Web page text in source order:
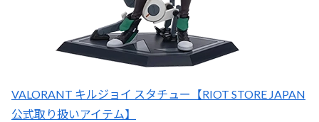
VALORANT キルジョイ スタチュー【RIOT STORE JAPAN
公式取り扱いアイテム】